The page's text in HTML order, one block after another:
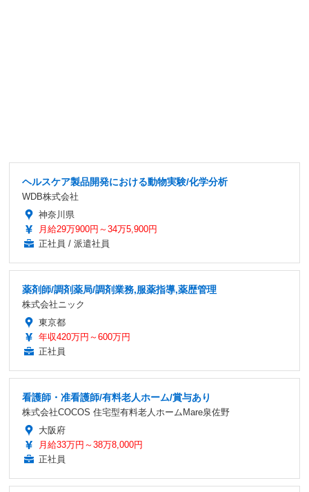
ヘルスケア製品開発における動物実験/化学分析
WDB株式会社
神奈川県
月給29万900円～34万5,900円
正社員 / 派遣社員
薬剤師/調剤薬局/調剤業務,服薬指導,薬歴管理
株式会社ニック
東京都
年収420万円～600万円
正社員
看護師・准看護師/有料老人ホーム/賞与あり
株式会社COCOS 住宅型有料老人ホームMare泉佐野
大阪府
月給33万円～38万8,000円
正社員